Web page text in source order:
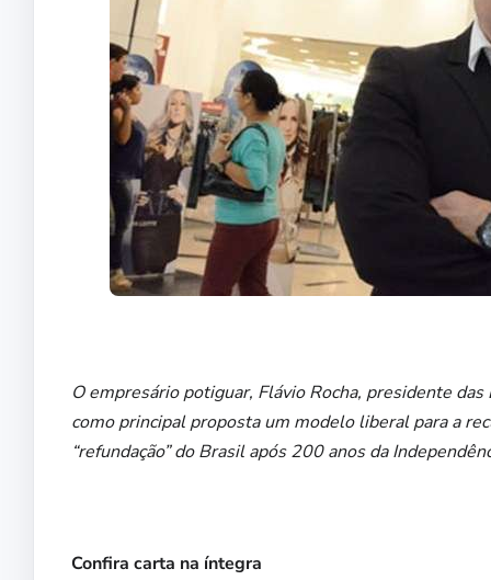
O empresário potiguar, Flávio Rocha, presidente
como principal proposta um modelo liberal para a
“refundação” do Brasil após 200 anos da
Confira carta na íntegra